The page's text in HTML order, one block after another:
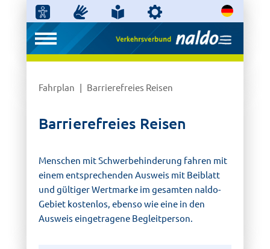
Fahrplan Barrierefreies Reisen
Barrierefreies Reisen
Menschen mit Schwerbehinderung fahren mit
einem entsprechenden Ausweis mit Beiblatt
und gültiger Wertmarke im gesamten naldo-
Gebiet kostenlos, ebenso wie eine in den
Ausweis eingetragene Begleitperson.